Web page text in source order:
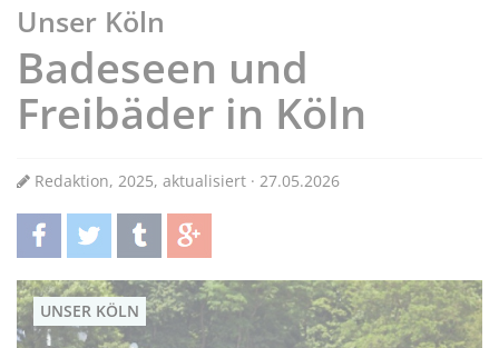
Unser Köln
Badeseen und
Freibäder in Köln
Redaktion, 2025, aktualisiert · 27.05.2026
teilentwittern teilen teilen
UNSER KÖLN